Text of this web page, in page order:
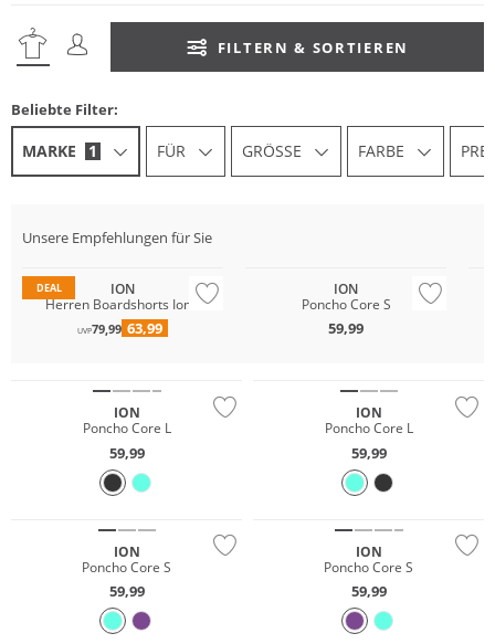
FILTERN & SORTIEREN
Beliebte Filter:
MARKE 1 FÜR GRÖSSE FARBE
Unsere Empfehlungen für Sie
DEAL
ION
Herren Boardshorts Ionic
UVP79,99 63,99
ION
Poncho Core S
59,99
ION
Poncho Core L
59,99
ION
Poncho Core L
59,99
ION
Poncho Core S
59,99
ION
Poncho Core S
59,99